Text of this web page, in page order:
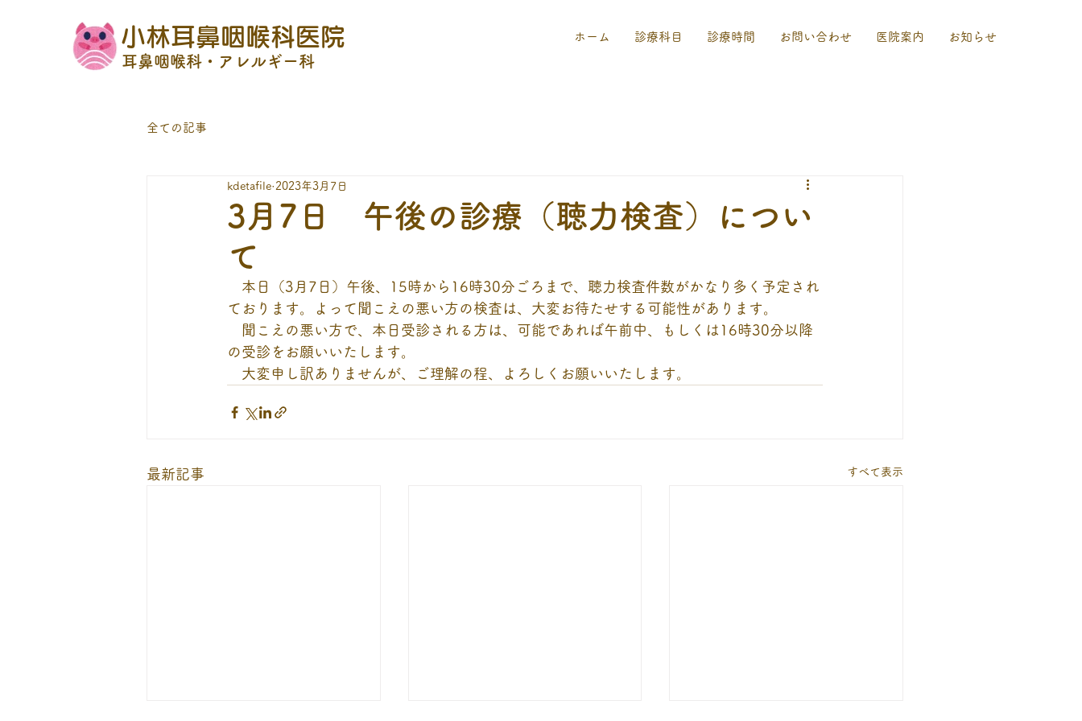
小林耳鼻咽喉科医院
耳鼻咽喉科・アレルギー科
ホーム 診療科目 診療時間 お問い合わせ 医院案内 お知らせ
全ての記事
3月7日 午後の診療（聴力検査）につい
て
kdetafile 2023年3月7日
本日（3月7日）午後、15時から16時30分ごろまで、聴力検査件数がかなり多く予定され
ております。よって聞こえの悪い方の検査は、大変お待たせする可能性があります。
聞こえの悪い方で、本日受診される方は、可能であれば午前中、もしくは16時30分以降
の受診をお願いいたします。
大変申し訳ありませんが、ご理解の程、よろしくお願いいたします。
最新記事 すべて表示